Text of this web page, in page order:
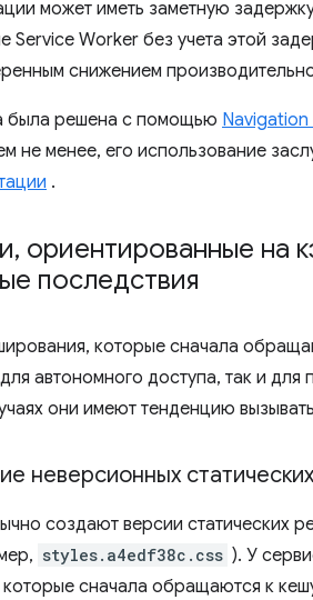
может иметь заметную
Service Worker без учета этой
снижением
была решена с помощью
не менее, его использование
.
, ориентированные на
последствия
которые сначала
автономного доступа, так и
они имеют тенденцию
неверсионных
создают версии статических
styles.a4edf38c.css ). У
сначала обращаются к